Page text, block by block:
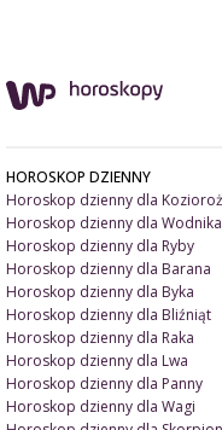
HOROSKOP DZIENNY
Horoskop dzienny dla
Horoskop dzienny dla Wodnika
Horoskop dzienny dla Ryby
Horoskop dzienny dla Barana
Horoskop dzienny dla Byka
Horoskop dzienny dla Bliźniąt
Horoskop dzienny dla Raka
Horoskop dzienny dla Lwa
Horoskop dzienny dla Panny
Horoskop dzienny dla Wagi